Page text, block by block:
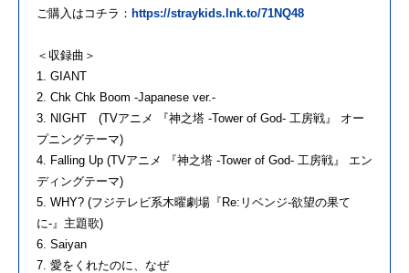
ご購入はコチラ： https://straykids.lnk.to/71NQ48
＜収録曲＞
1. GIANT
2. Chk Chk Boom -Japanese ver.-
3. NIGHT (TVアニメ 『神之塔 -Tower of God- 工房戦』 オー
プニングテーマ)
4. Falling Up (TVアニメ 『神之塔 -Tower of God- 工房戦』 エン
ディングテーマ)
5. WHY? (フジテレビ系木曜劇場『Re:リベンジ-欲望の果て
に-』主題歌)
6. Saiyan
7. 愛をくれたのに、なぜ